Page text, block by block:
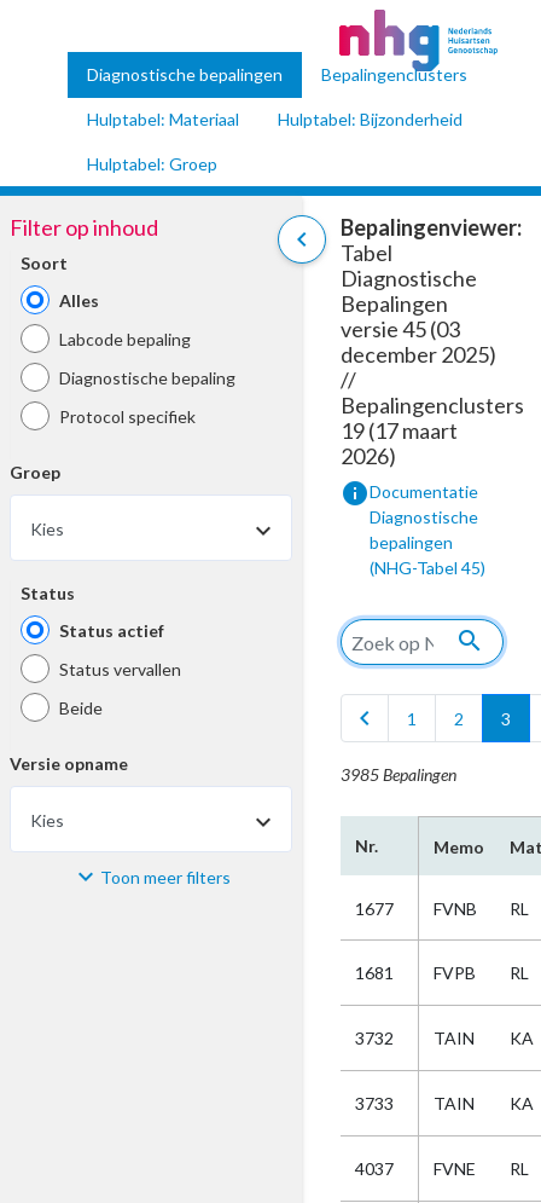
Diagnostische bepalingen Bepalingenclusters
Hulptabel: Materiaal Hulptabel: Bijzonderheid
Hulptabel: Groep
chevron_left
Filter op inhoud
Soort
Alles
Labcode bepaling
Diagnostische bepaling
Protocol specifiek
Groep
Kies
Status
Status actief
Status vervallen
Beide
Versie opname
Kies
Materiaal Toon meer filters
Bepalingenviewer:
Tabel
Diagnostische
Bepalingen
versie 45 (03
december 2025)
//
Bepalingenclusters
19 (17 maart
2026)
infoDocumentatie
Diagnostische
bepalingen
(NHG-Tabel 45)
search
chevron_left 1 2 3
3985 Bepalingen
Nr. Memo
1677 FVNB RL
1681 FVPB RL
3732 TAIN KA
3733 TAIN KA
4037 FVNE RL